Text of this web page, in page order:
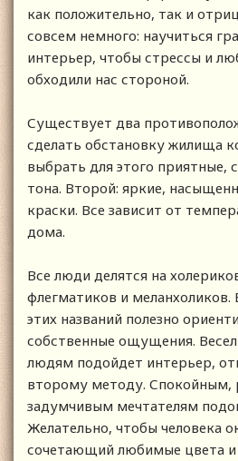
как положительно, так и
совсем немного: научиться
интерьер, чтобы стрессы и
обходили нас стороной.
Существует два
сделать обстановку жилища
выбрать для этого приятные,
тона. Второй: яркие,
краски. Все зависит от
дома.
Все люди делятся на
флегматиков и меланхоликов.
этих названий полезно
собственные ощущения.
людям подойдет интерьер,
второму методу. Спокойным,
задумчивым мечтателям
Желательно, чтобы человека
сочетающий любимые цвета и